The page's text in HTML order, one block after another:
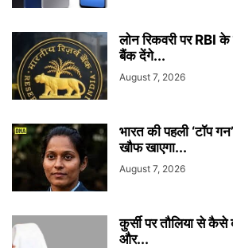
लोन रिकवरी पर RBI
बैंक देंगे...
August 7, 2026
भारत की पहली ‘टॉप
खौफ खाएगा...
August 7, 2026
कुर्सी पर तौलिया से कैसे
और...